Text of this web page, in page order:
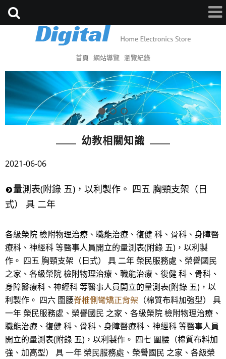
首頁 網站導覽 瀏覽紀錄
幼教相關知識
2021-06-06
量測表(附錄 五)，以利製作。 四五 胸頸支架（日
式） 具 二年
各級榮院 檢附物理治療、職能治療、復健 科、骨科、身障醫
療科、神經科 等醫事人員開立的量測表(附錄 五)，以利製
作。 四五 胸頸支架（日式） 具 二年 榮民服務處、榮譽國民
之家、各級榮院 檢附物理治療、職能治療、復健 科、骨科、
身障醫療科、神經科 等醫事人員開立的量測表(附錄 五)，以
利製作。 四六 圍腰脊椎側彎矯正背架 （棉質布料加強型） 具
一年 榮民服務處、榮譽國民 之家、各級榮院 檢附物理治療、
職能治療、復健 科、骨科、身障醫療科、神經科 等醫事人員
開立的量測表(附錄 五)，以利製作。 四七 圍腰（棉質布料加
強、加高型） 具 一年 榮民服務處、榮譽國民 之家、各級榮